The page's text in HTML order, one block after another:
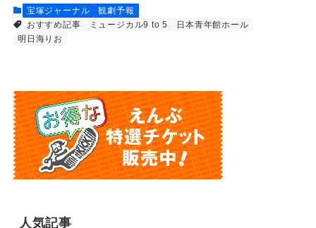
宝塚ジャーナル
観劇予報
おすすめ記事
ミュージカル9 to 5
日本青年館ホール
明日海りお
人気記事